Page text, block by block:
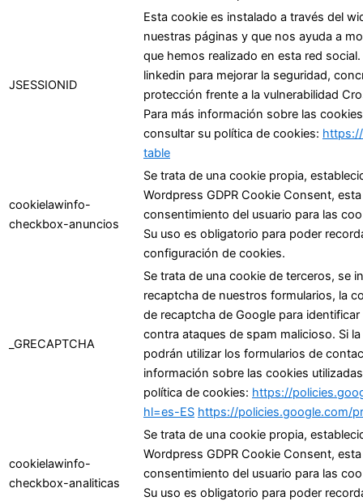
JSESSIONID
Esta cookie es instalado a través del
nuestras páginas y que nos ayuda a
que hemos realizado en esta red
linkedin para mejorar la seguridad,
protección frente a la vulnerabilidad
Para más información sobre las
consultar su política de cookies:
table
cookielawinfo-
checkbox-anuncios
Se trata de una cookie propia,
Wordpress GDPR Cookie Consent,
consentimiento del usuario para las
Su uso es obligatorio para poder
configuración de cookies.
_GRECAPTCHA
Se trata de una cookie de terceros, se
recaptcha de nuestros formularios, la
de recaptcha de Google para
contra ataques de spam malicioso. Si
podrán utilizar los formularios de
información sobre las cookies
política de cookies: https://
hl=es-ES https://policies.google.com/
cookielawinfo-
checkbox-analiticas
Se trata de una cookie propia,
Wordpress GDPR Cookie Consent,
consentimiento del usuario para las
Su uso es obligatorio para poder